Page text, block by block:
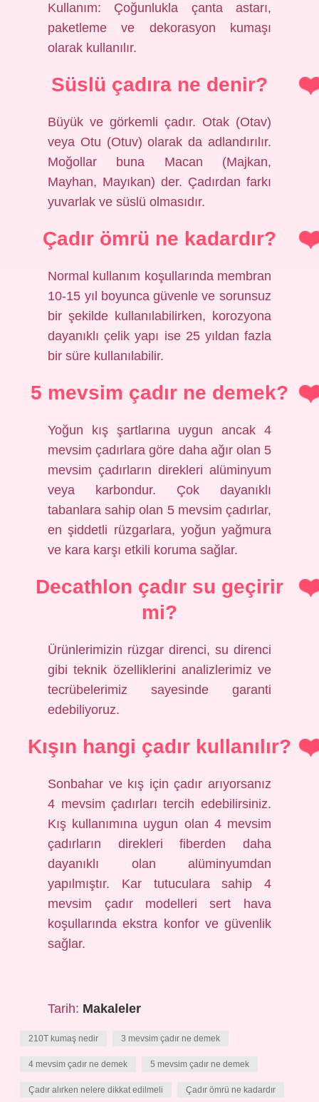
Kullanım: Çoğunlukla çanta astarı,
paketleme ve dekorasyon kumaşı
olarak kullanılır.
Süslü çadıra ne denir?
Büyük ve görkemli çadır. Otak (Otav)
veya Otu (Otuv) olarak da adlandırılır.
Moğollar buna Macan (Majkan,
Mayhan, Mayıkan) der. Çadırdan farkı
yuvarlak ve süslü olmasıdır.
Çadır ömrü ne kadardır?
Normal kullanım koşullarında membran
10-15 yıl boyunca güvenle ve sorunsuz
bir şekilde kullanılabilirken, korozyona
dayanıklı çelik yapı ise 25 yıldan fazla
bir süre kullanılabilir.
5 mevsim çadır ne demek?
Yoğun kış şartlarına uygun ancak 4
mevsim çadırlara göre daha ağır olan 5
mevsim çadırların direkleri alüminyum
veya karbondur. Çok dayanıklı
tabanlara sahip olan 5 mevsim çadırlar,
en şiddetli rüzgarlara, yoğun yağmura
ve kara karşı etkili koruma sağlar.
Decathlon çadır su geçirir
mi?
Ürünlerimizin rüzgar direnci, su direnci
gibi teknik özelliklerini analizlerimiz ve
tecrübelerimiz sayesinde garanti
edebiliyoruz.
Kışın hangi çadır kullanılır?
Sonbahar ve kış için çadır arıyorsanız
4 mevsim çadırları tercih edebilirsiniz.
Kış kullanımına uygun olan 4 mevsim
çadırların direkleri fiberden daha
dayanıklı olan alüminyumdan
yapılmıştır. Kar tutuculara sahip 4
mevsim çadır modelleri sert hava
koşullarında ekstra konfor ve güvenlik
sağlar.
Tarih: Makaleler
210T kumaş nedir 3 mevsim çadır ne demek
4 mevsim çadır ne demek 5 mevsim çadır ne demek
Çadır alırken nelere dikkat edilmeli Çadır ömrü ne kadardır